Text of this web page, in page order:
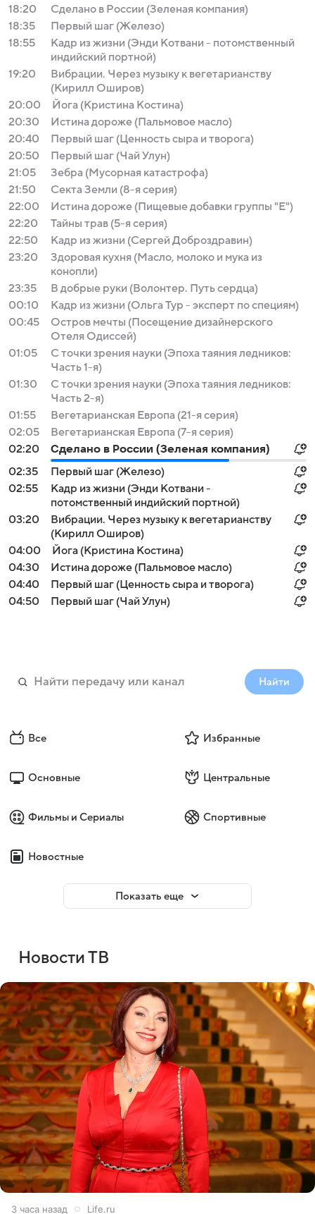
18:20
Сделано в России (Зеленая компания)
18:35
Первый шаг (Железо)
18:55
Кадр из жизни (Энди Котвани - потомственный
индийский портной)
19:20
Вибрации. Через музыку к вегетарианству
(Кирилл Оширов)
20:00
Йога (Кристина Костина)
20:30
Истина дороже (Пальмовое масло)
20:40
Первый шаг (Ценность сыра и творога)
20:50
Первый шаг (Чай Улун)
21:05
Зебра (Мусорная катастрофа)
21:50
Секта Земли (8-я серия)
22:00
Истина дороже (Пищевые добавки группы "Е")
22:20
Тайны трав (5-я серия)
22:50
Кадр из жизни (Сергей Доброздравин)
23:20
Здоровая кухня (Масло, молоко и мука из
конопли)
23:35
В добрые руки (Волонтер. Путь сердца)
00:10
Кадр из жизни (Ольга Тур - эксперт по специям)
00:45
Остров мечты (Посещение дизайнерского
Отеля Одиссей)
01:05
С точки зрения науки (Эпоха таяния ледников:
Часть 1-я)
01:30
С точки зрения науки (Эпоха таяния ледников:
Часть 2-я)
01:55
Вегетарианская Европа (21-я серия)
02:05
Вегетарианская Европа (7-я серия)
02:20
Сделано в России (Зеленая компания)
02:35
Первый шаг (Железо)
02:55
Кадр из жизни (Энди Котвани -
потомственный индийский портной)
03:20
Вибрации. Через музыку к вегетарианству
(Кирилл Оширов)
04:00
Йога (Кристина Костина)
04:30
Истина дороже (Пальмовое масло)
04:40
Первый шаг (Ценность сыра и творога)
04:50
Первый шаг (Чай Улун)
Найти
Все Избранные
Основные Центральные
Фильмы и Сериалы Спортивные
Новостные
Показать еще
Новости ТВ
3 часа назад Life.ru